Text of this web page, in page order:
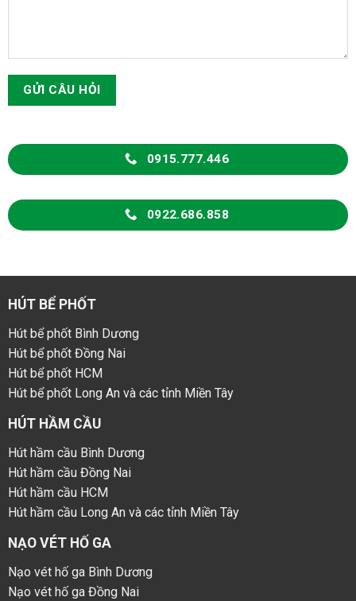
0915.777.446
0922.686.858
HÚT BỂ PHỐT
Hút bể phốt Bình Dương
Hút bể phốt Đồng Nai
Hút bể phốt HCM
Hút bể phốt Long An và các tỉnh Miền Tây
HÚT HẦM CẦU
Hút hầm cầu Bình Dương
Hút hầm cầu Đồng Nai
Hút hầm cầu HCM
Hút hầm cầu Long An và các tỉnh Miền Tây
NẠO VÉT HỐ GA
Nạo vét hố ga Bình Dương
Nạo vét hố ga Đồng Nai